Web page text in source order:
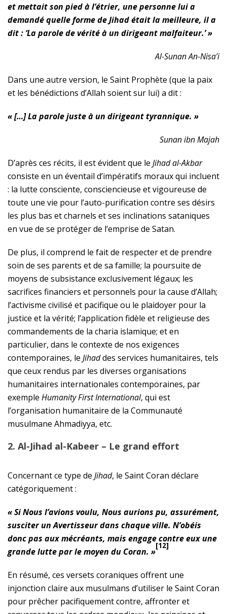
et mettait son pied à l’étrier, une personne lui a
demandé quelle forme de Jihad était la meilleure, il a
dit : ‘La parole de vérité à un dirigeant malfaiteur.’ »
Al-Sunan An-Nisa’i
Dans une autre version, le Saint Prophète (que la paix
et les bénédictions d’Allah soient sur lui) a dit :
« […] La parole juste à un dirigeant tyrannique. »
Sunan ibn Majah
D’après ces récits, il est évident que le Jihad al-Akbar
consiste en un éventail d’impératifs moraux qui incluent
: la lutte consciente, consciencieuse et vigoureuse de
toute une vie pour l’auto-purification contre ses désirs
les plus bas et charnels et ses inclinations sataniques
en vue de se protéger de l’emprise de Satan.
De plus, il comprend le fait de respecter et de prendre
soin de ses parents et de sa famille; la poursuite de
moyens de subsistance exclusivement légaux; les
sacrifices financiers et personnels pour la cause d’Allah;
l’activisme civilisé et pacifique ou le plaidoyer pour la
justice et la vérité; l’application fidèle et religieuse des
commandements de la charia islamique; et en
particulier, dans le contexte de nos exigences
contemporaines, le Jihaddes services humanitaires, tels
que ceux rendus par les diverses organisations
humanitaires internationales contemporaines, par
exemple Humanity First International, qui est
l’organisation humanitaire de la Communauté
musulmane Ahmadiyya, etc.
2. Al-Jihad al-Kabeer – Le grand effort
Concernant ce type de Jihad, le Saint Coran déclare
catégoriquement :
« Si Nous l’avions voulu, Nous aurions pu, assurément,
susciter un Avertisseur dans chaque ville. N’obéis
donc pas aux mécréants, mais engage contre eux une
grande lutte par le moyen du Coran. »
[12]
En résumé, ces versets coraniques offrent une
injonction claire aux musulmans d’utiliser le Saint Coran
pour prêcher pacifiquement contre, affronter et